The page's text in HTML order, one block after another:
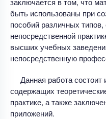
быть использованы при
пособий различных
непосредственной
высших учебных
непосредственную
Данная работа состоит
содержащих
практике, а также
приложений.